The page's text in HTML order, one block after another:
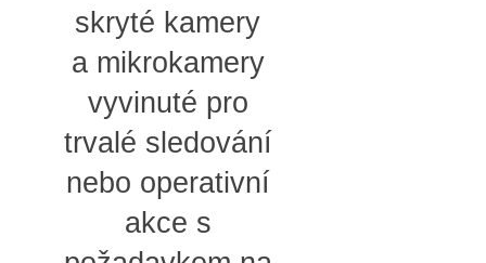
skryté kamery
a mikrokamery
vyvinuté pro
trvalé sledování
nebo operativní
akce s